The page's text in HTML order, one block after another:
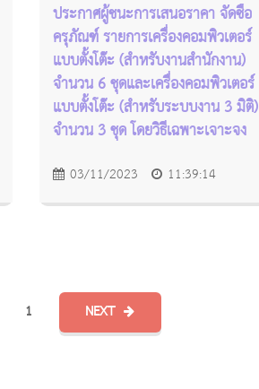
ประกาศผู้ชนะการเสนอราคา จัดซื้อ
ครุภัณฑ์ รายการเครื่องคอมพิวเตอร์
แบบตั้งโต๊ะ (สำหรับงานสำนักงาน)
จำนวน 6 ชุดและเครื่องคอมพิวเตอร์
แบบตั้งโต๊ะ (สำหรับระบบงาน 3 มิติ)
จำนวน 3 ชุด โดยวิธีเฉพาะเจาะจง
03/11/2023 11:39:14
1 NEXT